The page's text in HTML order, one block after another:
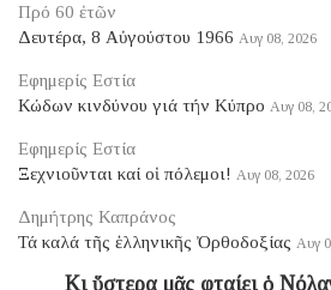
Πρό 60 ἐτῶν
Δευτέρα, 8 Αὐγούστου 1966 Αυγ 08, 2026
Εφημερίς Εστία
Κώδων κινδύνου γιά τήν Κύπρο Αυγ 08,
Εφημερίς Εστία
Ξεχνιοῦνται καί οἱ πόλεμοι! Αυγ 08, 2026
Δημήτρης Καπράνος
Τά καλά τῆς ἑλληνικῆς Ὀρθοδοξίας Αυγ
Κι ὕστερα μᾶς φταίει ὁ